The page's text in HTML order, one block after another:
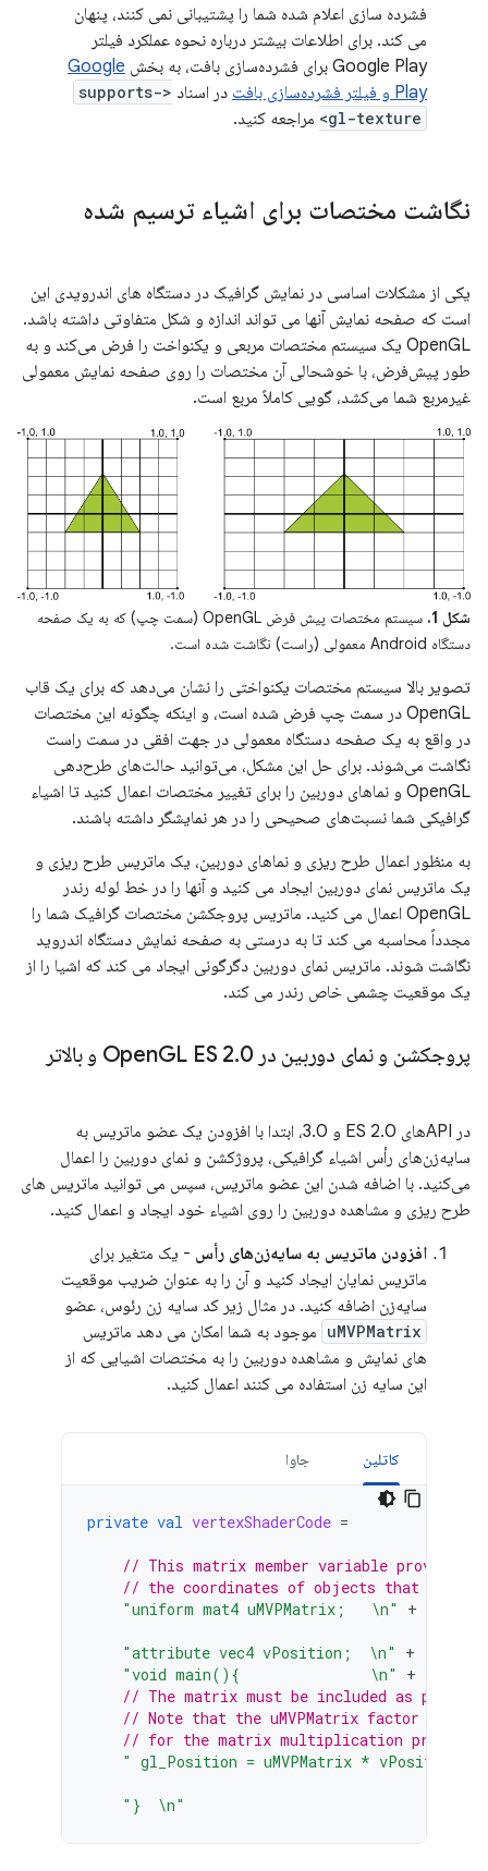
فشرده سازی اعلام شده شما را پشتیبانی نمی کنند، پنهان
می کند. برای اطلاعات بیشتر درباره نحوه عملکرد فیلتر
Google Play برای فشرده‌سازی بافت، به بخش
Google
Play و فیلتر فشرده‌سازی بافت
در اسناد
<supports-
gl-texture>
مراجعه کنید.
نگاشت مختصات برای اشیاء ترسیم شده
یکی از مشکلات اساسی در نمایش گرافیک در دستگاه های اندرویدی این
است که صفحه نمایش آنها می تواند اندازه و شکل متفاوتی داشته باشد.
OpenGL یک سیستم مختصات مربعی و یکنواخت را فرض می‌کند و به
طور پیش‌فرض، با خوشحالی آن مختصات را روی صفحه نمایش معمولی
غیرمربع شما می‌کشد، گویی کاملاً مربع است.
شکل 1.
سیستم مختصات پیش فرض OpenGL (سمت چپ) که به یک صفحه
دستگاه Android معمولی (راست) نگاشت شده است.
تصویر بالا سیستم مختصات یکنواختی را نشان می‌دهد که برای یک قاب
OpenGL در سمت چپ فرض شده است، و اینکه چگونه این مختصات
در واقع به یک صفحه دستگاه معمولی در جهت افقی در سمت راست
نگاشت می‌شوند. برای حل این مشکل، می‌توانید حالت‌های طرح‌دهی
OpenGL و نماهای دوربین را برای تغییر مختصات اعمال کنید تا اشیاء
گرافیکی شما نسبت‌های صحیحی را در هر نمایشگر داشته باشند.
به منظور اعمال طرح ریزی و نماهای دوربین، یک ماتریس طرح ریزی و
یک ماتریس نمای دوربین ایجاد می کنید و آنها را در خط لوله رندر
OpenGL اعمال می کنید. ماتریس پروجکشن مختصات گرافیک شما را
مجدداً محاسبه می کند تا به درستی به صفحه نمایش دستگاه اندروید
نگاشت شوند. ماتریس نمای دوربین دگرگونی ایجاد می کند که اشیا را از
یک موقعیت چشمی خاص رندر می کند.
پروجکشن و نمای دوربین در Open GL ES 2.0 و بالاتر
در APIهای ES 2.0 و 3.0، ابتدا با افزودن یک عضو ماتریس به
سایه‌زن‌های رأس اشیاء گرافیکی، پروژکشن و نمای دوربین را اعمال
می‌کنید. با اضافه شدن این عضو ماتریس، سپس می توانید ماتریس های
طرح ریزی و مشاهده دوربین را روی اشیاء خود ایجاد و اعمال کنید.
افزودن ماتریس به سایه‌زن‌های رأس - یک متغیر برای
ماتریس نمایان ایجاد کنید و آن را به عنوان ضریب موقعیت
سایه‌زن اضافه کنید. در مثال زیر کد سایه زن رئوس، عضو
uMVPMatrix موجود به شما امکان می دهد ماتریس
های نمایش و مشاهده دوربین را به مختصات اشیایی که از
این سایه زن استفاده می کنند اعمال کنید.
کاتلین جاوا
private val vertexShaderCode =
// This matrix member variable provides a
// the coordinates of objects that use
"uniform mat4 uMVPMatrix;   \n"
+
"attribute vec4 vPosition;  \n"
+
"void main(){               \n"
+
// The matrix must be included as part
// Note that the uMVPMatrix factor
// for the matrix multiplication product
" gl_Position = uMVPMatrix * vPosition;
"}  \n"